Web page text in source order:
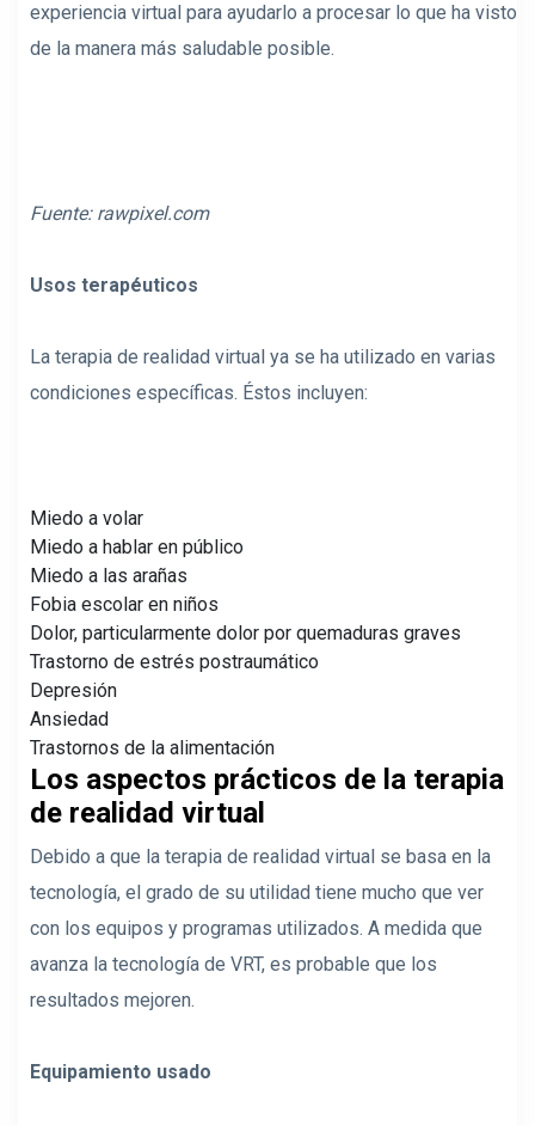
experiencia virtual para ayudarlo a procesar lo que ha visto
de la manera más saludable posible.
Fuente: rawpixel.com
Usos terapéuticos
La terapia de realidad virtual ya se ha utilizado en varias
condiciones específicas. Éstos incluyen:
Miedo a volar
Miedo a hablar en público
Miedo a las arañas
Fobia escolar en niños
Dolor, particularmente dolor por quemaduras graves
Trastorno de estrés postraumático
Depresión
Ansiedad
Trastornos de la alimentación
Los aspectos prácticos de la terapia
de realidad virtual
Debido a que la terapia de realidad virtual se basa en la
tecnología, el grado de su utilidad tiene mucho que ver
con los equipos y programas utilizados. A medida que
avanza la tecnología de VRT, es probable que los
resultados mejoren.
Equipamiento usado